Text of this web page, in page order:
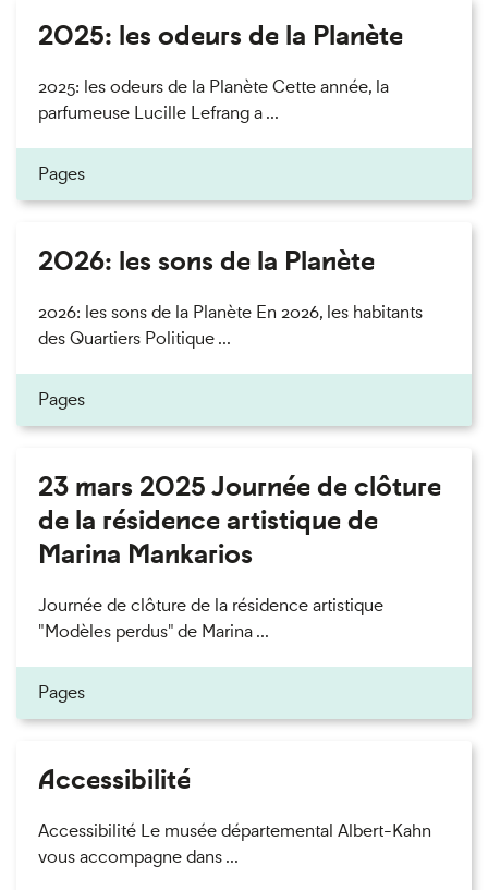
2025: les odeurs de la Planète
2025: les odeurs de la Planète Cette année, la
parfumeuse Lucille Lefrang a ...
Pages
2026: les sons de la Planète
2026: les sons de la Planète En 2026, les habitants
des Quartiers Politique ...
Pages
23 mars 2025 Journée de clôture
de la résidence artistique de
Marina Mankarios
Journée de clôture de la résidence artistique
"Modèles perdus" de Marina ...
Pages
Accessibilité
Accessibilité Le musée départemental Albert-Kahn
vous accompagne dans ...